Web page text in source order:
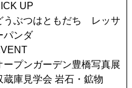
UP
うぶつはともだち レッサ
パンダ
ープンガーデン豊橋写真展
蔵庫見学会 岩石・鉱物